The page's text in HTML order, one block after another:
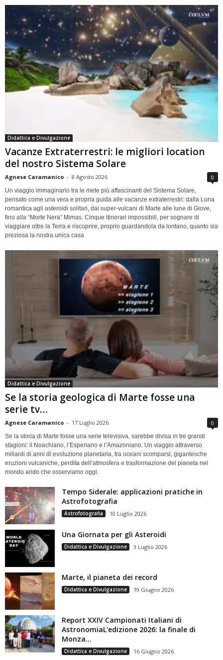
Didattica e Divulgazione
Vacanze Extraterrestri: le migliori location
del nostro Sistema Solare
Agnese Caramanico - 8 Agosto 2026 0
Un viaggio immaginario tra le mete più affascinanti del Sistema Solare,
pensato come una vera e propria guida alle vacanze extraterrestri: dalla Luna
romantica agli asteroidi solitari, dai super-vulcani di Marte alle lune di Giove,
fino alla “Morte Nera” Mimas. Cinque itinerari impossibili, per sognare di
viaggiare oltre la Terra e riscoprire, proprio guardandola da lontano, quanto sia
preziosa la nostra unica casa
Didattica e Divulgazione
Se la storia geologica di Marte fosse una
serie tv…
Agnese Caramanico - 17 Luglio 2026 0
Se la storia di Marte fosse una serie televisiva, sarebbe divisa in tre grandi
stagioni: il Noachiano, l’Esperiano e l’Amazoniano. Un viaggio attraverso
miliardi di anni di evoluzione planetaria, tra oceani scomparsi, gigantesche
eruzioni vulcaniche, perdita dell’atmosfera e trasformazione del pianeta nel
mondo arido che osserviamo oggi.
Tempo Siderale: applicazioni pratiche in
Astrofotografia
Astrofotografia 10 Luglio 2026
Una Giornata per gli Asteroidi
Didattica e Divulgazione 3 Luglio 2026
Marte, il pianeta dei record
Didattica e Divulgazione 19 Giugno 2026
Report XXIV Campionati Italiani di
AstronomiaL'edizione 2026: la finale di
Monza...
Didattica e Divulgazione
16 Giugno 2026